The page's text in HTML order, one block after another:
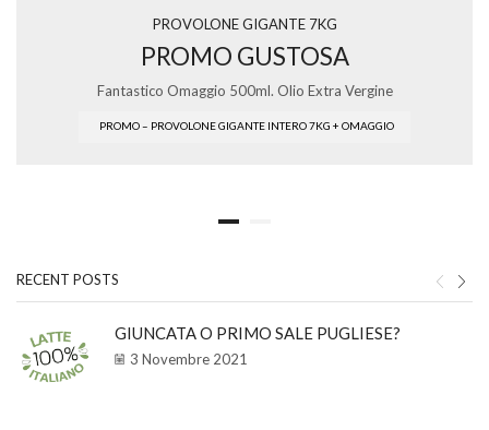
PROVOLONE GIGANTE 7KG
PROMO GUSTOSA
Fantastico Omaggio 500ml. Olio Extra Vergine
PROMO – PROVOLONE GIGANTE INTERO 7KG + OMAGGIO
RECENT POSTS
GIUNCATA O PRIMO SALE PUGLIESE?
3 Novembre 2021